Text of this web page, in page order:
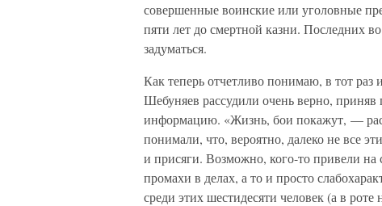
совершенные воинские или уголовные
пяти лет до смертной казни. Последних
задуматься.
Как теперь отчетливо понимаю, в тот
Шебуняев рассудили очень верно,
информацию. «Жизнь, бои покажут, —
понимали, что, вероятно, далеко не все
и присяги. Возможно, кого-то привели
промахи в делах, а то и просто
среди этих шестидесяти человек (а в роте